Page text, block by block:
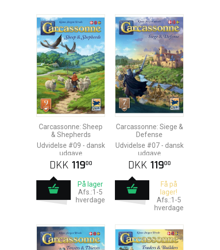
Carcassonne: Sheep
& Shepherds
Udvidelse #09 - dansk
udgave
DKK 11900
På lager
Afs.:1-5
hverdage
Carcassonne: Siege &
Defense
Udvidelse #07 - dansk
udgave
DKK 11900
Få på
lager!
Afs.:1-5
hverdage